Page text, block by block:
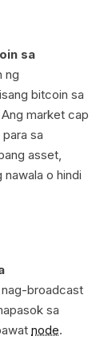
sa
ng
bitcoin sa
market cap
sa
asset,
o hindi
nag-broadcast
sa
node.